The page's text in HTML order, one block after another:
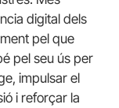
digital dels
pel que
pel seu ús per
impulsar el
i reforçar la